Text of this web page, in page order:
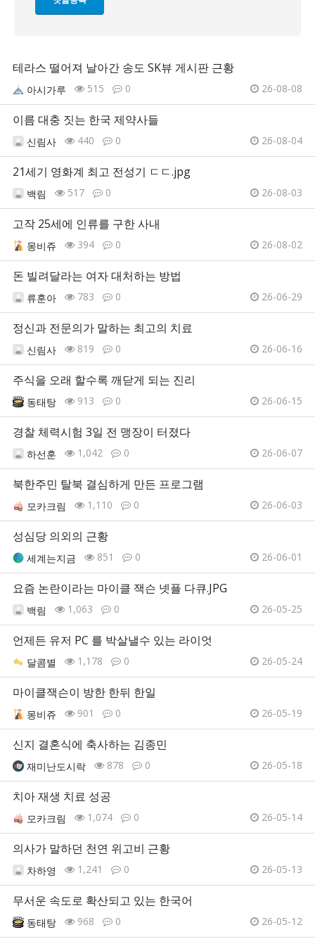
테라스 떨어져 날아간 송도 SK뷰 게시판 근황
아시가루 515 0 26-08-08
이름 대충 짓는 한국 제약사들
신림사 440 0 26-08-04
21세기 영화계 최고 전성기 ㄷㄷ.jpg
백림 517 0 26-08-03
고작 25세에 인류를 구한 사내
몽비쥬 394 0 26-08-02
돈 빌려달라는 여자 대처하는 방법
류훈아 783 0 26-06-29
정신과 전문의가 말하는 최고의 치료
신림사 819 0 26-06-16
주식을 오래 할수록 깨닫게 되는 진리
동태탕 913 0 26-06-15
경찰 체력시험 3일 전 맹장이 터졌다
하선훈 1,042 0 26-06-07
북한주민 탈북 결심하게 만든 프로그램
모카크림 1,110 0 26-06-03
성심당 의외의 근황
세계는지금 851 0 26-06-01
요즘 논란이라는 마이클 잭슨 넷플 다큐.JPG
백림 1,063 0 26-05-25
언제든 유저 PC 를 박살낼수 있는 라이엇
달콤별 1,178 0 26-05-24
마이클잭슨이 방한 한뒤 한일
몽비쥬 901 0 26-05-19
신지 결혼식에 축사하는 김종민
재미난도시락 878 0 26-05-18
치아 재생 치료 성공
모카크림 1,074 0 26-05-14
의사가 말하던 천연 위고비 근황
차하영 1,241 0 26-05-13
무서운 속도로 확산되고 있는 한국어
동태탕 968 0 26-05-12